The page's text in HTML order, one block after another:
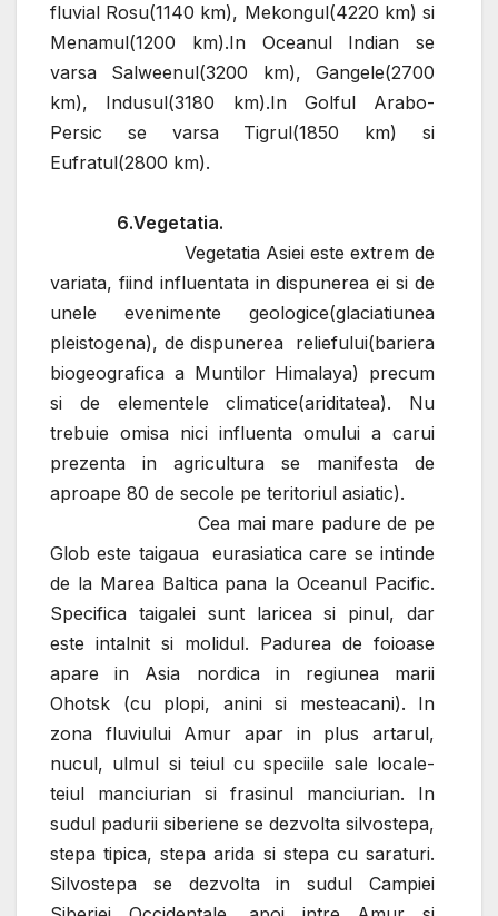
fluvial Rosu(1140 km), Mekongul(4220 km) si
Menamul(1200 km).In Oceanul Indian se
varsa Salweenul(3200 km), Gangele(2700
km), Indusul(3180 km).In Golful Arabo-
Persic se varsa Tigrul(1850 km) si
Eufratul(2800 km).
6.Vegetatia.
Vegetatia Asiei este extrem de
variata, fiind influentata in dispunerea ei si de
unele evenimente geologice(glaciatiunea
pleistogena), de dispunerea reliefului(bariera
biogeografica a Muntilor Himalaya) precum
si de elementele climatice(ariditatea). Nu
trebuie omisa nici influenta omului a carui
prezenta in agricultura se manifesta de
aproape 80 de secole pe teritoriul asiatic).
Cea mai mare padure de pe
Glob este taigaua eurasiatica care se intinde
de la Marea Baltica pana la Oceanul Pacific.
Specifica taigalei sunt laricea si pinul, dar
este intalnit si molidul. Padurea de foioase
apare in Asia nordica in regiunea marii
Ohotsk (cu plopi, anini si mesteacani). In
zona fluviului Amur apar in plus artarul,
nucul, ulmul si teiul cu speciile sale locale-
teiul manciurian si frasinul manciurian. In
sudul padurii siberiene se dezvolta silvostepa,
stepa tipica, stepa arida si stepa cu saraturi.
Silvostepa se dezvolta in sudul Campiei